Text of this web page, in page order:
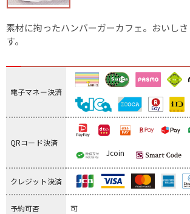
素材に拘ったハンバーガーカフェ。おいし
す。
電子マネー決済
QRコード決済
Jcoin
クレジット決済
予約可否 可